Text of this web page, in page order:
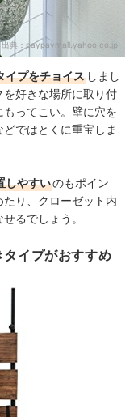
出典： paypaymall.yahoo.co.jp
イプをチョイス しまし
を好きな場所に取り付
ってこい。壁に穴を
ではとくに重宝しま
しやすいのもポイン
たり、クローゼット内
るでしょう。
イプがおすすめ